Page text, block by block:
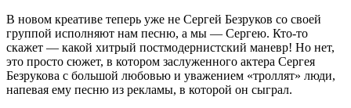
В новом креативе теперь уже не Сергей Безруков со своей
группой исполняют нам песню, а мы — Сергею. Кто-то
скажет — какой хитрый постмодернистский маневр! Но нет,
это просто сюжет, в котором заслуженного актера Сергея
Безрукова с большой любовью и уважением «троллят» люди,
напевая ему песню из рекламы, в которой он сыграл.